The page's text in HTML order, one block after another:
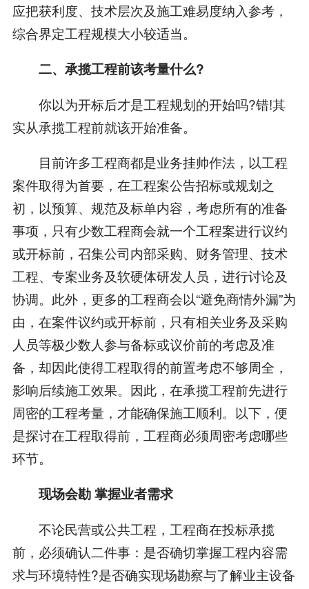
应把获利度、技术层次及施工难易度纳入参考，
综合界定工程规模大小较适当。
二、承揽工程前该考量什么?
你以为开标后才是工程规划的开始吗?错!其
实从承揽工程前就该开始准备。
目前许多工程商都是业务挂帅作法，以工程
案件取得为首要，在工程案公告招标或规划之
初，以预算、规范及标单内容，考虑所有的准备
事项，只有少数工程商会就一个工程案进行议约
或开标前，召集公司内部采购、财务管理、技术
工程、专案业务及软硬体研发人员，进行讨论及
协调。此外，更多的工程商会以“避免商情外漏”为
由，在案件议约或开标前，只有相关业务及采购
人员等极少数人参与备标或议价前的考虑及准
备，却因此使得工程取得的前置考虑不够周全，
影响后续施工效果。因此，在承揽工程前先进行
周密的工程考量，才能确保施工顺利。以下，便
是探讨在工程取得前，工程商必须周密考虑哪些
环节。
现场会勘 掌握业者需求
不论民营或公共工程，工程商在投标承揽
前，必须确认二件事：是否确切掌握工程内容需
求与环境特性?是否确实现场勘察与了解业主设备